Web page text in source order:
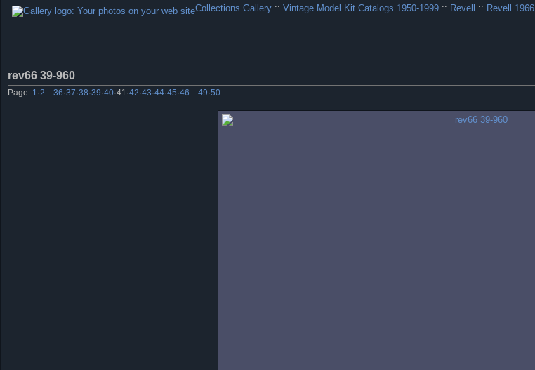
Collections Gallery ::Vintage Model Kit Catalogs 1950-1999 :: Revell :: Revell 1966
rev66 39-960
Page: 1 ·2 36·37·38·39·40·41 ·42·43·44·45·46 49·50